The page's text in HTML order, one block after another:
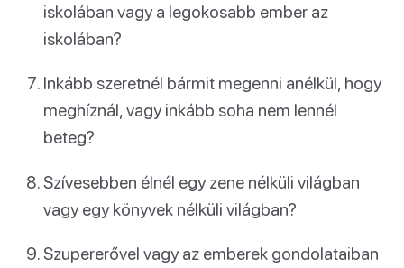
iskolában vagy a legokosabb ember az
iskolában?
Inkább szeretnél bármit megenni anélkül, hogy
meghíznál, vagy inkább soha nem lennél
beteg?
Szívesebben élnél egy zene nélküli világban
vagy egy könyvek nélküli világban?
Szupererővel vagy az emberek gondolataiban